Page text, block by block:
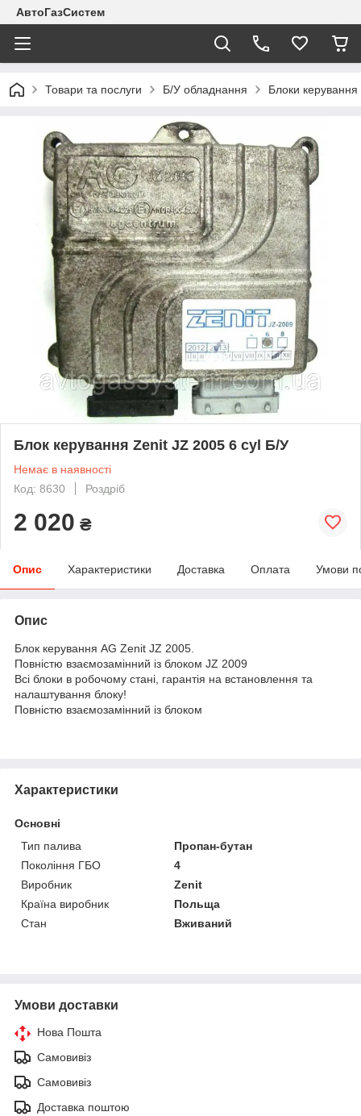
АвтоГазСистем
Товари та послуги Б/У обладнання Блоки
Блок керування Zenit JZ 2005 6 cyl Б/У
Немає в наявності
Код: 8630
Роздріб
2 020 ₴
Опис Характеристики Доставка Оплата Умови
Опис
Блок керування AG Zenit JZ 2005
Повністю взаємозамінний із блоком JZ 2009
Всі блоки в робочому стані, гарантія на встановлення та
налаштування блоку!
Повністю взаємозамінний із блоком
Характеристики
Основні
Тип палива
Пропан-бутан
Покоління ГБО
4
Виробник
Zenit
Країна виробник
Польща
Стан
Вживаний
Умови доставки
Нова Пошта
Самовивіз
Самовивіз
Доставка поштою